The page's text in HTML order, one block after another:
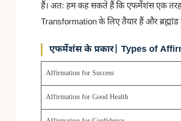
हैं। अतः हम कह सकते हैं कि एफर्मेशंस एक तरह
Transformation के लिए तैयार हैं और
एफर्मेशंस के प्रकार| Types of
Affirmation for Success
Affirmation for Good Health